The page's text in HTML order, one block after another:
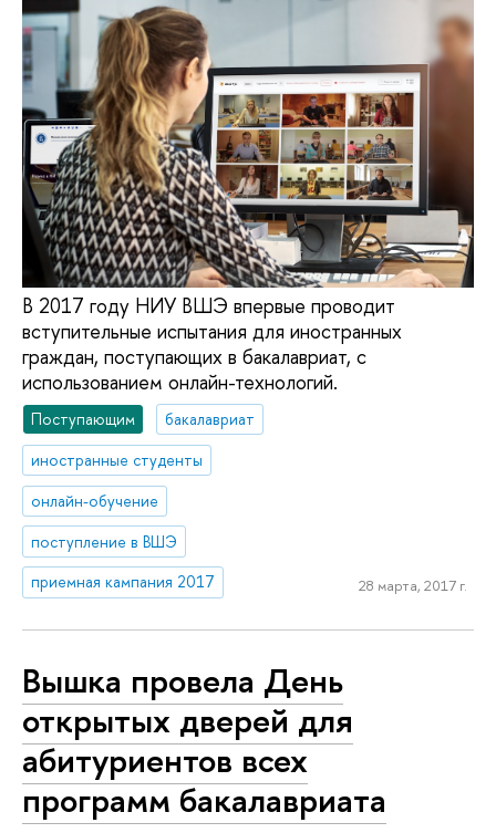
В 2017 году НИУ ВШЭ впервые проводит
вступительные испытания для иностранных
граждан, поступающих в бакалавриат, с
использованием онлайн-технологий.
Поступающим
бакалавриат
иностранные студенты
онлайн-обучение
поступление в ВШЭ
приемная кампания 2017
28 марта, 2017 г.
Вышка провела День
открытых дверей для
абитуриентов всех
программ бакалавриата